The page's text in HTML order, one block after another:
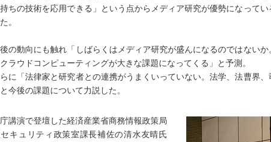
持ちの技術を応用できる」という点からメディア研究が優勢になって
。
の動向にも触れ「しばらくはメディア研究が盛んになるのではないか
ラウドコンピューティングが大きな課題になってくる」と予測。
に「法律家と研究者との連携がうまくいっていない。法学、法曹界、
今後の課題について力説した。
講演で登壇した経済産業省商務情報政策局
キュリティ政策室課長補佐の清水友晴氏